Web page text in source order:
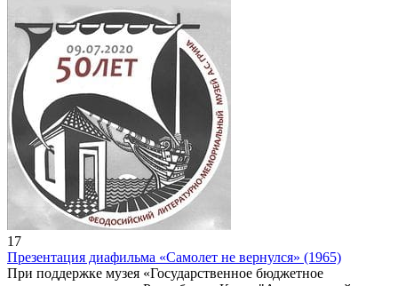
17
Презентация диафильма «Самолет не вернулся» (1965)
При поддержке музея «Государственное бюджетное